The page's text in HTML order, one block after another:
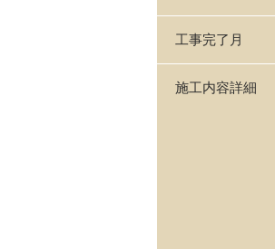
工事完了月
施工内容詳細